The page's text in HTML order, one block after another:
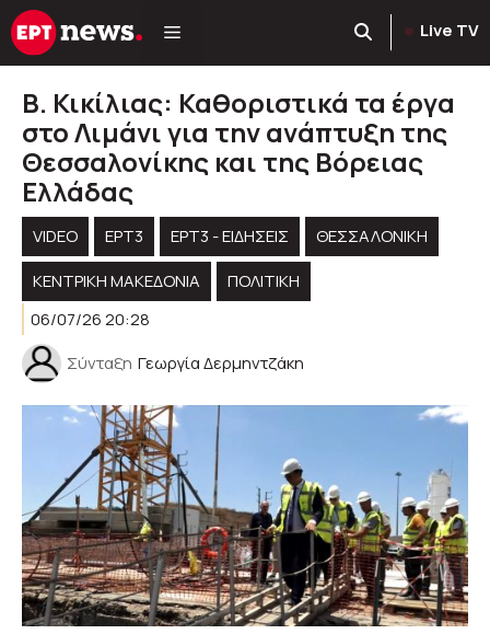
Μετάβαση
σε
Live TV
Β. Κικίλιας: Καθοριστικά τα έργα
στο Λιμάνι για την ανάπτυξη της
Θεσσαλονίκης και της Βόρειας
Ελλάδας
VIDEO ΕΡΤ3 ΕΡΤ3 - ΕΙΔΉΣΕΙΣ
ΘΕΣΣΑΛΟΝΙΚΗ
ΚΕΝΤΡΙΚΉ ΜΑΚΕΔΟΝΊΑ
ΠΟΛΙΤΙΚΉ
06/07/26 20:28
Σύνταξη Γεωργία Δερμηντζάκη